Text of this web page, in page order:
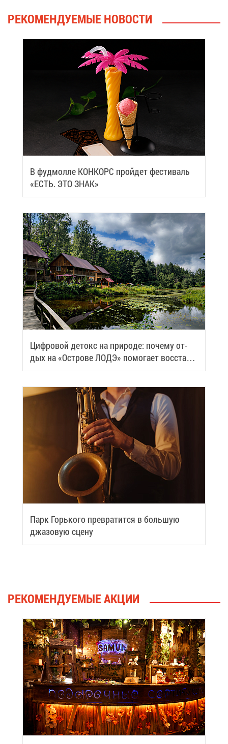
РЕ­КО­МЕН­ДУ­Е­МЫЕ НО­ВО­СТИ
В фуд­мол­ле КОН­КОРС прой­дет фе­сти­валь
«ЕСТЬ. ЭТО ЗНАК»
Циф­ро­вой де­токс на при­ро­де: по­че­му от­
дых на «Ост­ро­ве ЛОДЭ» по­мо­га­ет вос­ста­но­
вить си­лы
Парк Горь­ко­го пре­вра­тит­ся в боль­шую
джа­зо­вую сце­ну
РЕ­КО­МЕН­ДУ­Е­МЫЕ АК­ЦИИ